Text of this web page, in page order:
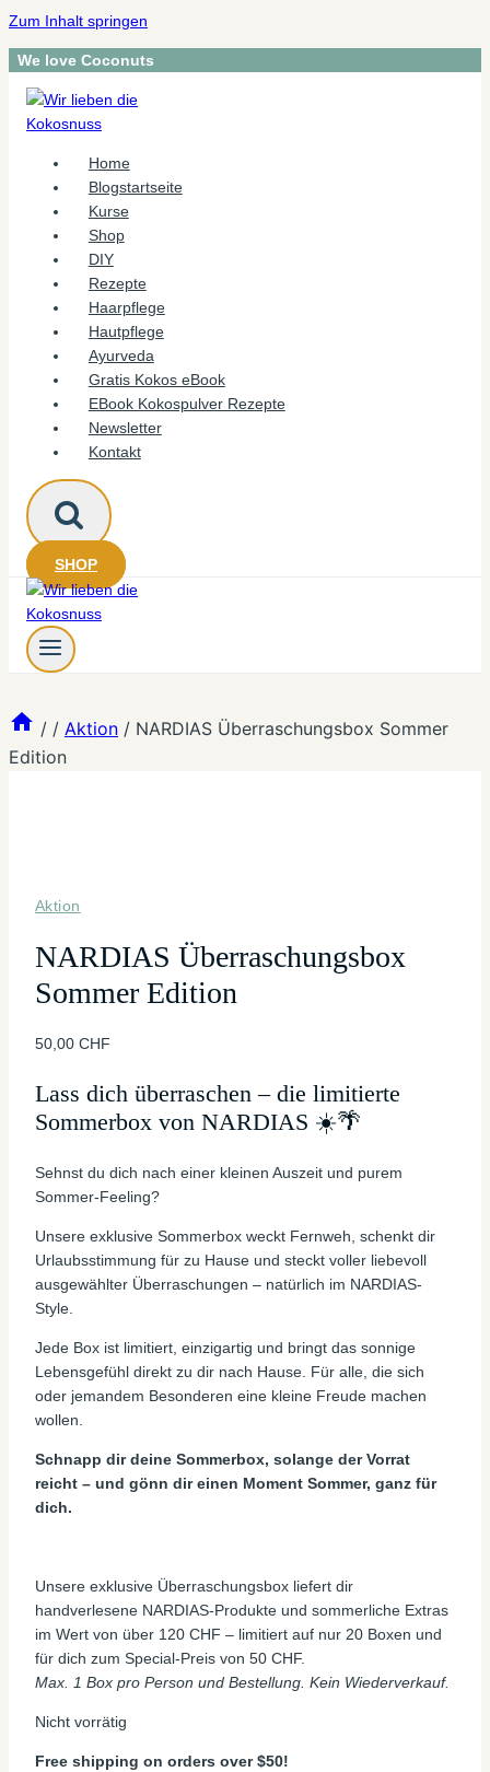
Zum Inhalt springen
We love Coconuts
Home
Blogstartseite
Kurse
Shop
DIY
Rezepte
Haarpflege
Hautpflege
Ayurveda
Gratis Kokos eBook
EBook Kokospulver Rezepte
Newsletter
Kontakt
SHOP
/ / Aktion / NARDIAS Überraschungsbox Sommer
Edition
Aktion
NARDIAS Überraschungsbox
Sommer Edition
50,00 CHF
Lass dich überraschen – die limitierte
Sommerbox von NARDIAS ☀️🌴
Sehnst du dich nach einer kleinen Auszeit und purem
Sommer-Feeling?
Unsere exklusive Sommerbox weckt Fernweh, schenkt dir
Urlaubsstimmung für zu Hause und steckt voller liebevoll
ausgewählter Überraschungen – natürlich im NARDIAS-
Style.
Jede Box ist limitiert, einzigartig und bringt das sonnige
Lebensgefühl direkt zu dir nach Hause. Für alle, die sich
oder jemandem Besonderen eine kleine Freude machen
wollen.
Schnapp dir deine Sommerbox, solange der Vorrat
reicht – und gönn dir einen Moment Sommer, ganz für
dich.
Unsere exklusive Überraschungsbox liefert dir
handverlesene NARDIAS-Produkte und sommerliche Extras
im Wert von über 120 CHF – limitiert auf nur 20 Boxen und
für dich zum Special-Preis von 50 CHF.
Max. 1 Box pro Person und Bestellung. Kein Wiederverkauf.
Nicht vorrätig
Free shipping on orders over $50!